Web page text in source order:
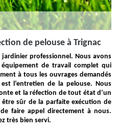
de pelouse à Trignac
jardinier professionnel. Nous avons
de travail complet qui
à tous les ouvrages demandés
l’entretien de la pelouse. Nous
et la réfection de tout état d’un
sûr de la parfaite exécution de
faire appel directement à nous.
très bien servi.